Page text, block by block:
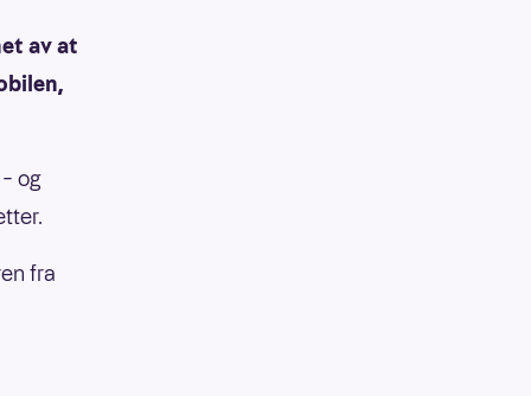
av at
og
fra